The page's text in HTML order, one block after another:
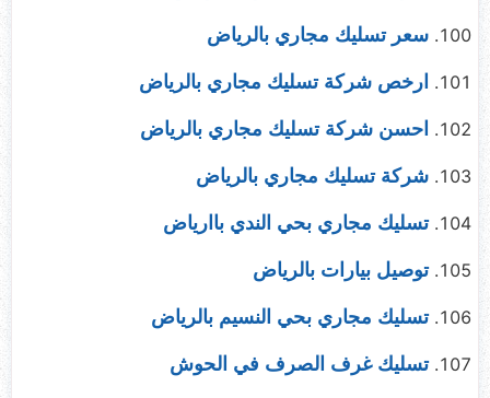
سعر تسليك مجاري بالرياض
ارخص شركة تسليك مجاري بالرياض
احسن شركة تسليك مجاري بالرياض
شركة تسليك مجاري بالرياض
تسليك مجاري بحي الندي باارياض
توصيل بيارات بالرياض
تسليك مجاري بحي النسيم بالرياض
تسليك غرف الصرف في الحوش